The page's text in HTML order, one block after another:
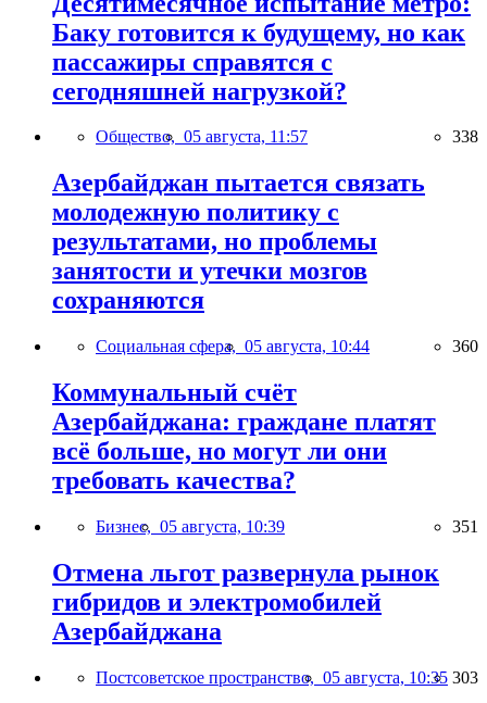
Баку готовится к будущему, но как
пассажиры справятся с
сегодняшней нагрузкой?
Общество, 05 августа, 11:57 338
Азербайджан пытается связать
молодежную политику с
результатами, но проблемы
занятости и утечки мозгов
сохраняются
Социальная сфера, 05 августа, 10:44 360
Коммунальный счёт
Азербайджана: граждане платят
всё больше, но могут ли они
требовать качества?
Бизнес, 05 августа, 10:39 351
Отмена льгот развернула рынок
гибридов и электромобилей
Азербайджана
Постсоветское пространство, 05 августа, 10:35 303